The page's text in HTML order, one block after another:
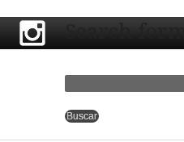
Search form